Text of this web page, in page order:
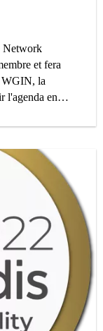
Network
et fera
WGIN, la
l'agenda en